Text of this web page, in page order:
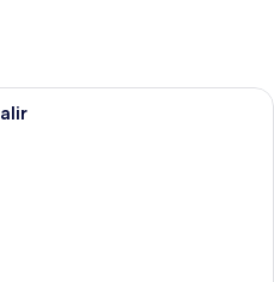
Míníbar, öryggishólf í herbergi,